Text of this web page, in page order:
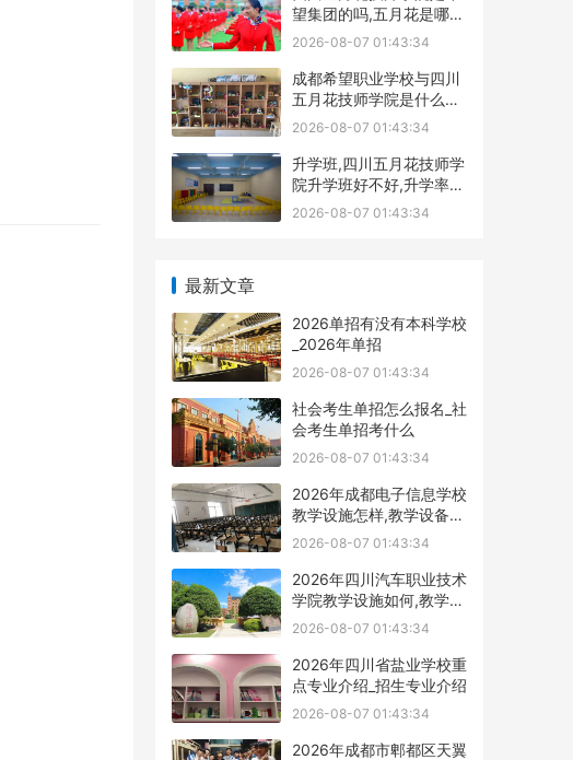
望集团的吗,五月花是哪个
集团的
2026-08-07 01:43:34
成都希望职业学校与四川
五月花技师学院是什么关
系
2026-08-07 01:43:34
升学班,四川五月花技师学
院升学班好不好,升学率高
吗|升学保障
2026-08-07 01:43:34
最新文章
2026单招有没有本科学校
_2026年单招
2026-08-07 01:43:34
社会考生单招怎么报名_社
会考生单招考什么
2026-08-07 01:43:34
2026年成都电子信息学校
教学设施怎样,教学设备展
示
2026-08-07 01:43:34
2026年四川汽车职业技术
学院教学设施如何,教学设
施多不
2026-08-07 01:43:34
2026年四川省盐业学校重
点专业介绍_招生专业介绍
2026-08-07 01:43:34
2026年成都市郫都区天翼